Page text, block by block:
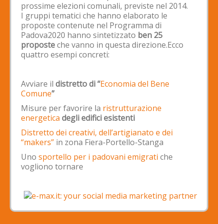
prossime elezioni comunali, previste nel 2014.
I gruppi tematici che hanno elaborato le
proposte contenute nel Programma di
Padova2020 hanno sintetizzato ben 25
proposteche vanno in questa direzione.Ecco
quattro esempi concreti:
Avviare il distretto di “Economia del Bene
Comune”
Misure per favorire la ristrutturazione
energetica degli edifici esistenti
Distretto dei creativi, dell’artigianato e dei
“makers” in zona Fiera-Portello-Stanga
Uno sportello per i padovani emigrati che
vogliono tornare